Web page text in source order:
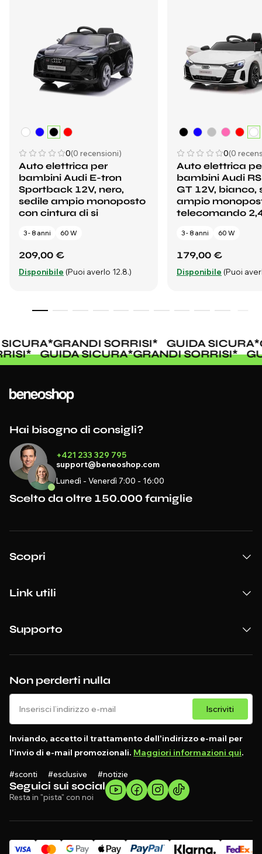
0(0 recensioni)
Auto elettrica per
bambini Audi E-tron
Sportback 12V, nero,
sedile ampio monoposto
con cintura di si
3 - 8 anni 60 W
209,00 €
Disponibile (Puoi averlo 12.8.)
0(0
Auto elettrica
bambini Audi
GT 12V, bianco,
ampio
telecomando
3 - 8 anni 60 W
179,00 €
Disponibile (Puoi
*GRANDI SORRISI* GUIDA SICURA*
* GUIDA SICURA*GRANDI SORRISI*
Seguici sui social
Resta in "pista" con noi
Non perderti nulla
Iscriviti
Inviando, accetto il trattamento dell'indirizzo e-mail per
l'invio di e-mail promozionali. Maggiori informazioni qui.
#sconti #esclusive #notizie
Hai bisogno di consigli?
+421 233 329 795
support@beneoshop.com
Lunedì - Venerdì 7:00 - 16:00
Scelto da oltre 150.000 famiglie
Scopri
Link utili
Supporto